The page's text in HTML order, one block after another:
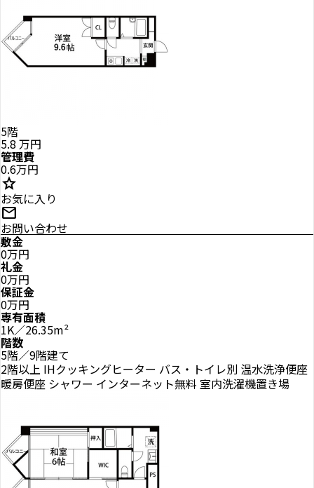
5階
5.8 万円
管理費
0.6万円
star
お気に入り
mail
お問い合わせ
敷金
0万円
礼金
0万円
保証金
0万円
専有面積
1K／26.35m²
階数
5階／9階建て
2階以上 IHクッキングヒーター バス・トイレ別 温水洗浄便座
暖房便座 シャワー インターネット無料 室内洗濯機置き場